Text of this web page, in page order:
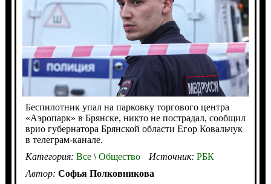
Беспилотник упал на парковку торгового центра
«Аэропарк» в Брянске, никто не пострадал, сообщил
врио губернатора Брянской области Егор Ковальчук
в телеграм-канале.
Категория: Все\Общество Источник: РБК
Автор: Софья Полковникова